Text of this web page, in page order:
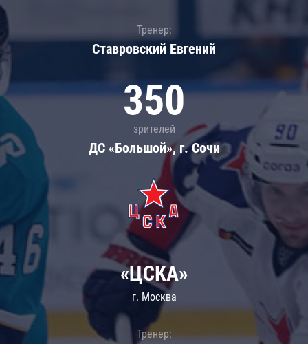
Тренер:
Ставровский Евгений
350
зрителей
ДС «Большой», г. Сочи
«ЦСКА»
г. Москва
Тренер: